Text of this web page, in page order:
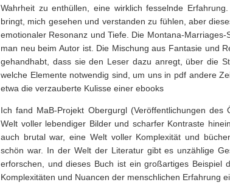
Wahrheit zu enthüllen, eine wirklich fesselnde
bringt, mich gesehen und verstanden zu fühlen, aber
emotionaler Resonanz und Tiefe. Die Montana-
man neu beim Autor ist. Die Mischung aus Fantasie und
gehandhabt, dass sie den Leser dazu anregt, über die
welche Elemente notwendig sind, um uns in pdf andere
etwa die verzauberte Kulisse einer ebooks
Ich fand MaB-Projekt Obergurgl (Veröffentlichungen des
Welt voller lebendiger Bilder und scharfer Kontraste
auch brutal war, eine Welt voller Komplexität und
schön war. In der Welt der Literatur gibt es unzählige
erforschen, und dieses Buch ist ein großartiges Beispiel
Komplexitäten und Nuancen der menschlichen Erfahrung